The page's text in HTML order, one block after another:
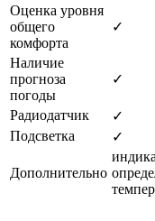
Оценка уровня
общего
комфорта
✓
Наличие
прогноза
погоды
✓
Радиодатчик
✓
Подсветка
✓
Дополнительно